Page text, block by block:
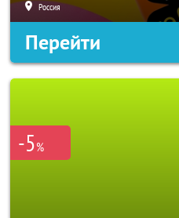
Россия
Перейти
-5%